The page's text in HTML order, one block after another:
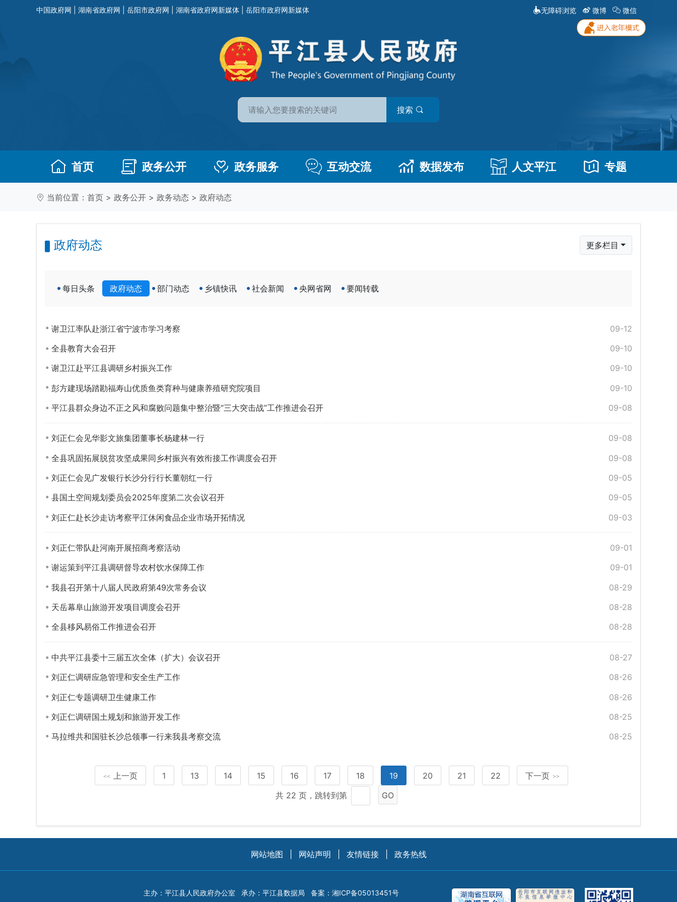
中国政府网 湖南省政府网 岳阳市政府网 湖南省政府网新媒体 岳阳市政府网新媒体 无障碍浏览 微博 微信
搜索
首页 政务公开 政务服务 互动交流 数据发布 人文平江 专题
当前位置： 首页 > 政务公开 > 政务动态 > 政府动态
政府动态 更多栏目
每日头条 政府动态 部门动态 乡镇快讯 社会新闻 央网省网 要闻转载
09-12
谢卫江率队赴浙江省宁波市学习考察
09-10
全县教育大会召开
09-10
谢卫江赴平江县调研乡村振兴工作
09-10
彭方建现场踏勘福寿山优质鱼类育种与健康养殖研究院项目
09-08
平江县群众身边不正之风和腐败问题集中整治暨“三大突击战”工作推进会召开
09-08
刘正仁会见华影文旅集团董事长杨建林一行
09-08
全县巩固拓展脱贫攻坚成果同乡村振兴有效衔接工作调度会召开
09-05
刘正仁会见广发银行长沙分行行长董朝红一行
09-05
县国土空间规划委员会2025年度第二次会议召开
09-03
刘正仁赴长沙走访考察平江休闲食品企业市场开拓情况
09-01
刘正仁带队赴河南开展招商考察活动
09-01
谢运策到平江县调研督导农村饮水保障工作
08-29
我县召开第十八届人民政府第49次常务会议
08-28
天岳幕阜山旅游开发项目调度会召开
08-28
全县移风易俗工作推进会召开
08-27
中共平江县委十三届五次全体（扩大）会议召开
08-26
刘正仁调研应急管理和安全生产工作
08-26
刘正仁专题调研卫生健康工作
08-25
刘正仁调研国土规划和旅游开发工作
08-25
马拉维共和国驻长沙总领事一行来我县考察交流
<< 上一页 1 13 14 15 16 17 18 19 20 21 22 下一页 >>
共 22 页，跳转到第 GO
网站地图 网站声明 友情链接 政务热线
主办：平江县人民政府办公室 承办：平江县数据局 备案： 湘ICP备05013451号